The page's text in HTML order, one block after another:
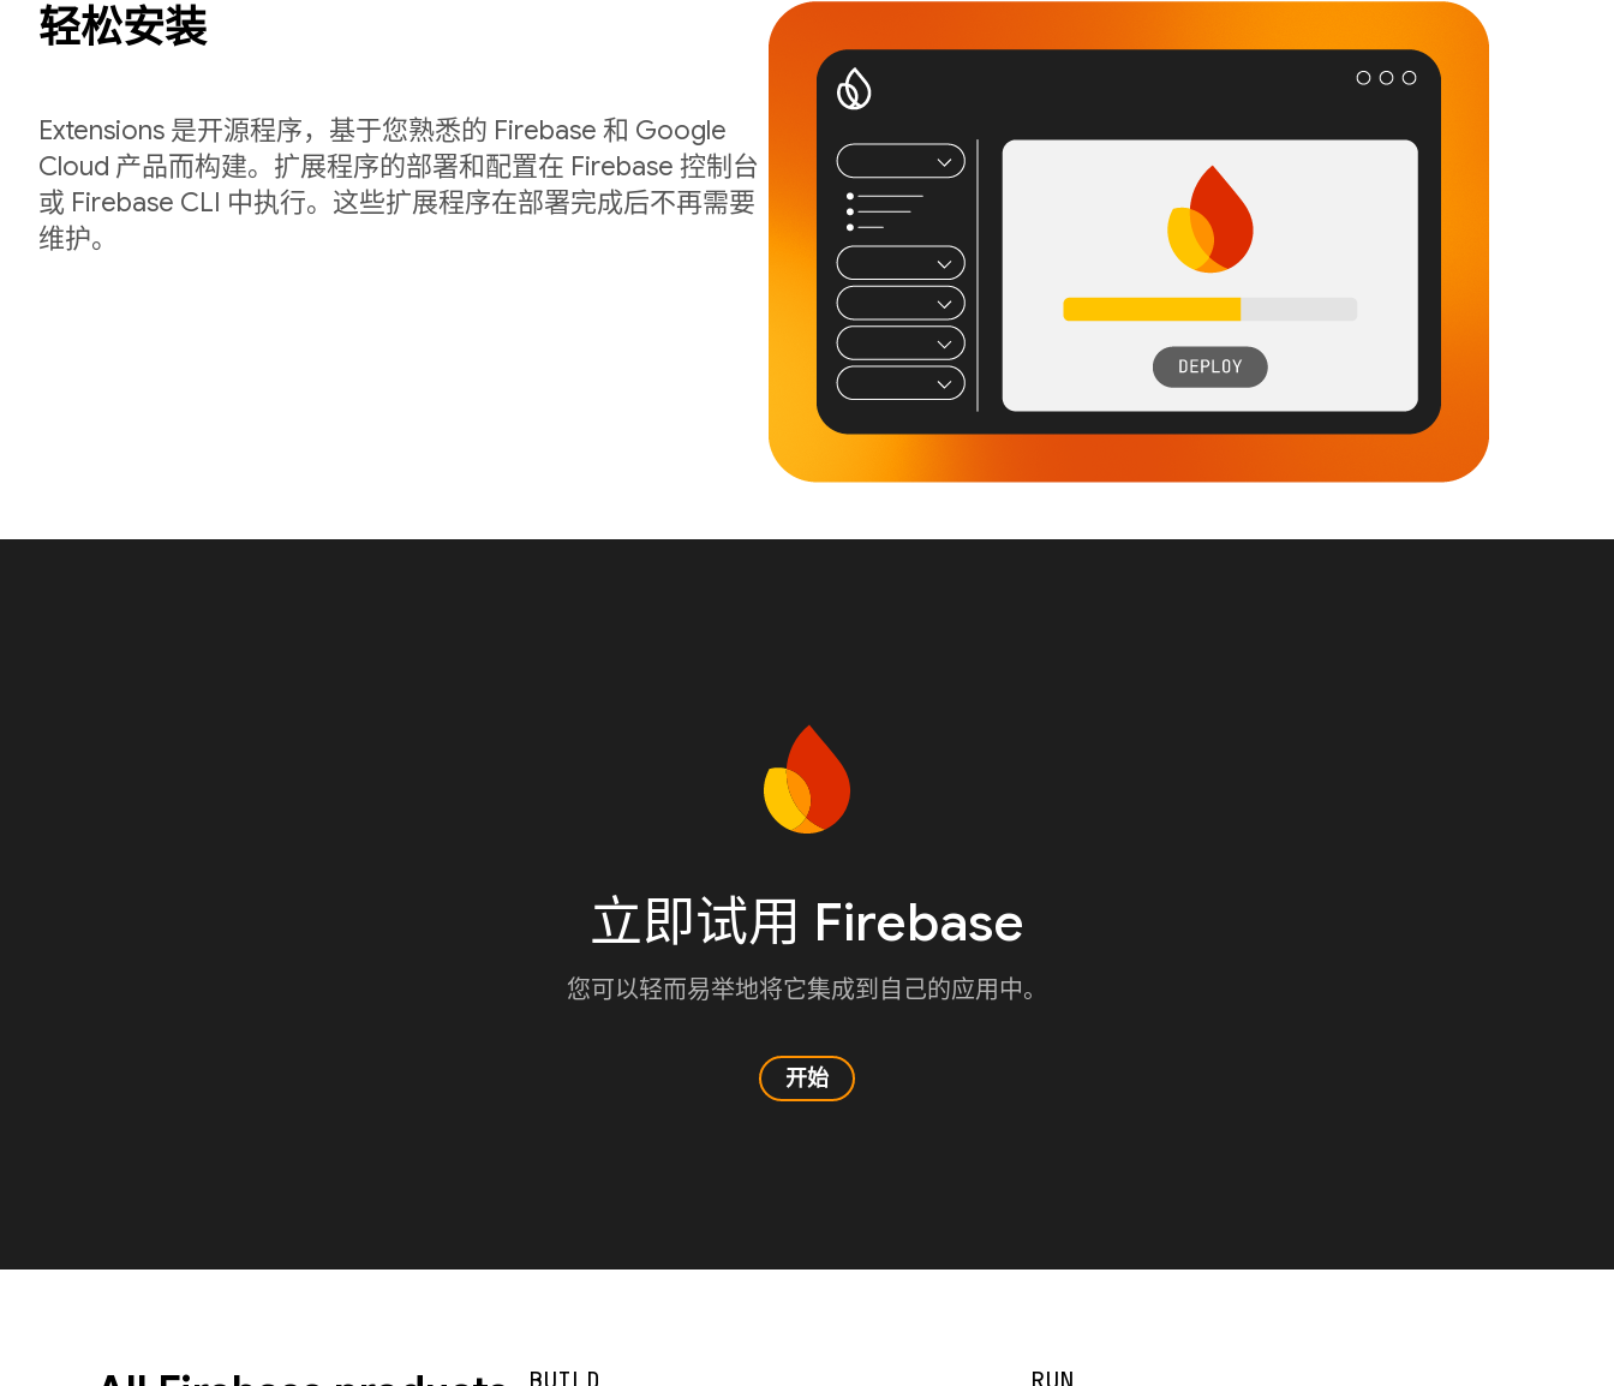
轻松安装
Extensions 是开源程序，基于您熟悉的 Firebase 和 Google
Cloud 产品而构建。扩展程序的部署和配置在 Firebase 控制台
或 Firebase CLI 中执行。这些扩展程序在部署完成后不再需要
维护。
立即试用 Firebase
您可以轻而易举地将它集成到自己的应用中。
开始